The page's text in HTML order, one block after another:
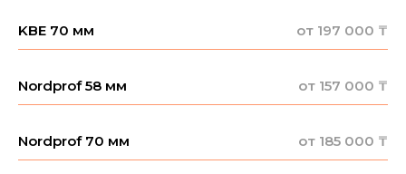
KBE 70 мм от 197 000 ₸
Nordprof 58 мм от 157 000 ₸
Nordprof 70 мм от 185 000 ₸